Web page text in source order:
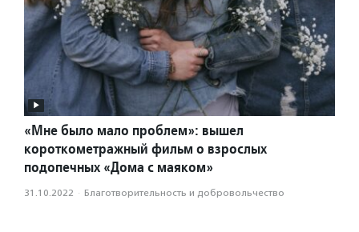
«Мне было мало проблем»: вышел
короткометражный фильм о взрослых
подопечных «Дома с маяком»
31.10.2022 · Благотвори­тель­ность и доброволь­чест­во